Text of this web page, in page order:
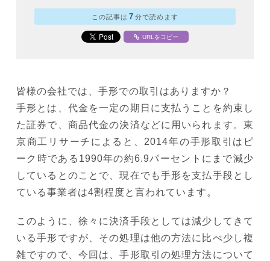
この記事は 7 分で読めます
URLをコピー
皆様の会社では、手形での取引はありますか？
手形とは、代金を一定の期日に支払うことを約束し
た証券で、商品代金の決済などに用いられます。東
京商工リサーチによると、2014年の手形取引はピ
ーク時である1990年の約6.9パーセントにまで減少
しているとのことで、現在でも手形を支払手段とし
ている事業者は4割程度と言われています。
このように、徐々に決済手段としては減少してきて
いる手形ですが、その処理は他の方法に比べ少し複
雑ですので、今回は、手形取引の処理方法について